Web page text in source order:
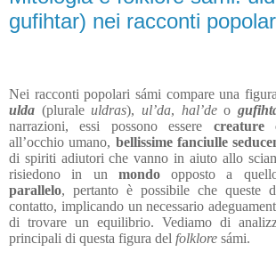
gufihtar) nei racconti
Nei racconti popolari sámi compare una
ulda (pluraleuldras),ul’da, hal’deo
narrazioni, essi possono essere creature
all’occhio umano, bellissime fanciulle
di spiriti adiutori che vanno in aiuto allo
risiedono in un mondoopposto a
parallelo, pertanto è possibile che queste
contatto, implicando un necessario
di trovare un equilibrio. Vediamo di
principali di questa figura del folklore sámi.